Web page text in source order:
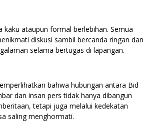
kaku ataupun formal berlebihan. Semua
diskusi sambil bercanda ringan dan
selama bertugas di lapangan.
bahwa hubungan antara Bid
dan insan pers tidak hanya dibangun
tetapi juga melalui kedekatan
saling menghormati.